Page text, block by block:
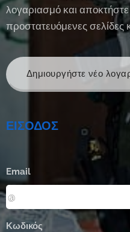
λογαριασμό και
προστατευόμενες σελίδες
Δημιουργήστε νέο
ΕΙΣΟΔΟΣ
Email
Κωδικός